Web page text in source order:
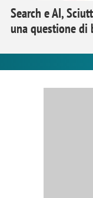
Search e AI,
una questione di